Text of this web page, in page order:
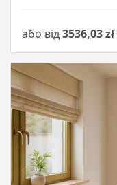
або від3536,03 zł